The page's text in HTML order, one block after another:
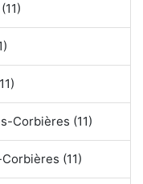
Corbières (11)
(11)